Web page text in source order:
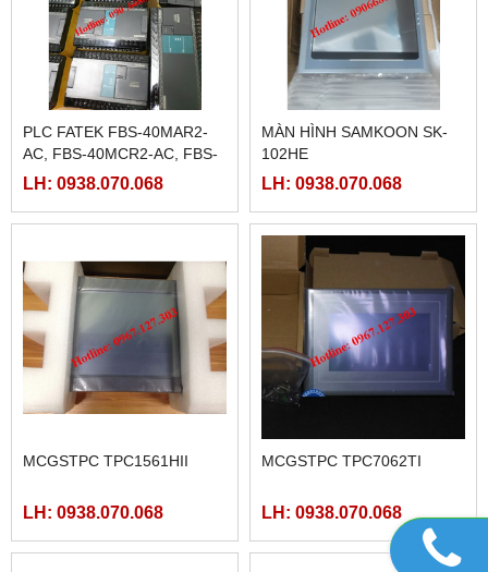
PLC FATEK FBS-40MAR2-
AC, FBS-40MCR2-AC, FBS-
40MCRT-AC, FBS-40MART-
LH: 0938.070.068
MÀN HÌNH SAMKOON SK-
102HE
LH: 0938.070.068
MCGSTPC TPC1561HII
LH: 0938.070.068
MCGSTPC TPC7062TI
LH: 0938.070.068